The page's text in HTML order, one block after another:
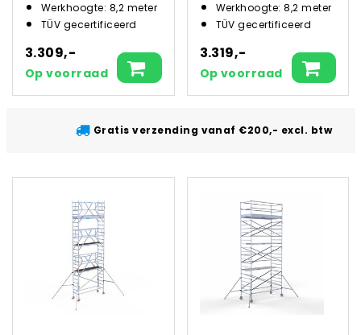
Werkhoogte: 8,2 meter
TÜV gecertificeerd
3.309,-
Op voorraad
Werkhoogte: 8,2 meter
TÜV gecertificeerd
3.319,-
Op voorraad
Gratis verzending vanaf €200,- excl. btw